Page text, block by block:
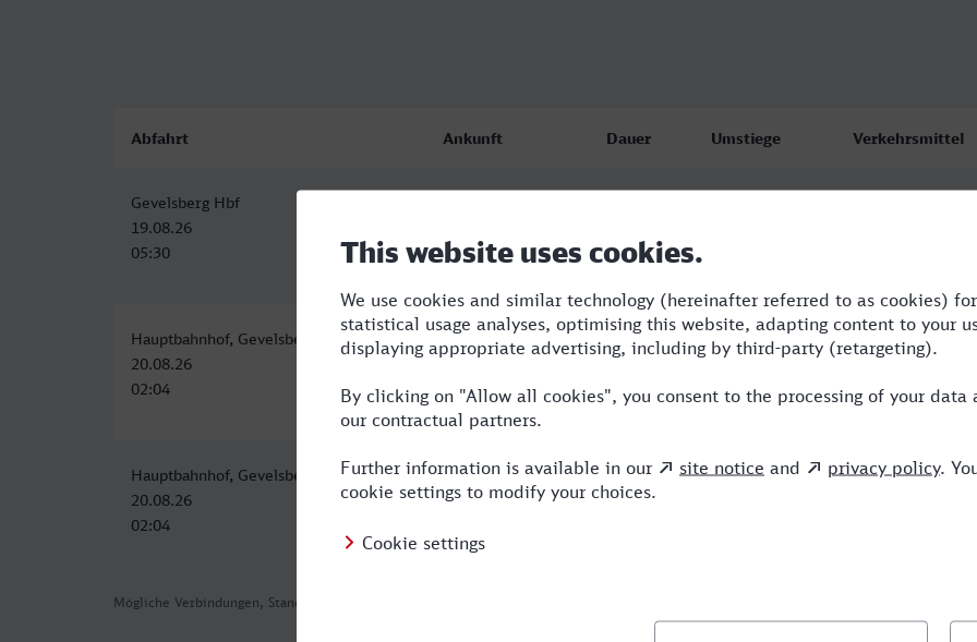
Mögliche Verbindungen, Stand: 2026-08-05 01:16
Abfahrt Ankunft Dauer Umstiege Verkehrsmittel
Gevelsberg Hbf
19.08.26
05:30
09:03
Hauptbahnhof, Gevelsberg
20.08.26
02:04
Wittlich Hbf
20.08.26
08:03
5:59 3 BUS,RE,ICE
Hauptbahnhof, Gevelsberg
20.08.26
02:04
Wittlich Hbf
20.08.26
5:59 3 BUS,RE,ICE